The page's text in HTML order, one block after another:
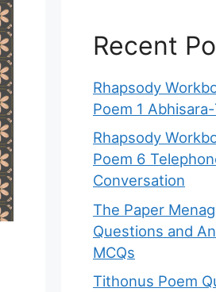
Recent
Rhapsody
Poem 1
Rhapsody
Poem 6
Conversation
The Paper
Questions and
MCQs
Tithonus Poem